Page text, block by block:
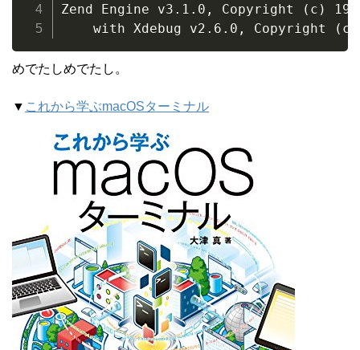
Zend Engine v3.1.0, Copyright (c)
with Xdebug v2.6.0, Copyright
めでたしめでたし。
▼ これから学ぶmacOSターミナル